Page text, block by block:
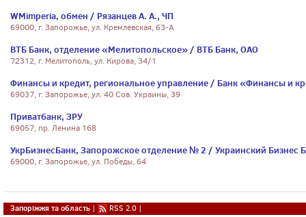
WMimperia, обмен / Рязанцев А. А., ЧП
69000, г. Запорожье, ул. Кремлевская, 63-А
ВТБ Банк, отделение «Мелитопольское» / ВТБ Банк, ОАО
72312, г. Мелитополь, ул. Кирова, 34/1
Финансы и кредит, региональное управление / Банк «Финансы и
69037, г. Запорожье, ул. 40 Сов. Украины, 39
Приватбанк, ЗРУ
69057, пр. Ленина 168
УкрБизнесБанк, Запорожское отделение № 2 / Украинский Бизнес
69000, г. Запорожье, ул. Победы, 64
Запоріжжя та область | RSS 2.0 |